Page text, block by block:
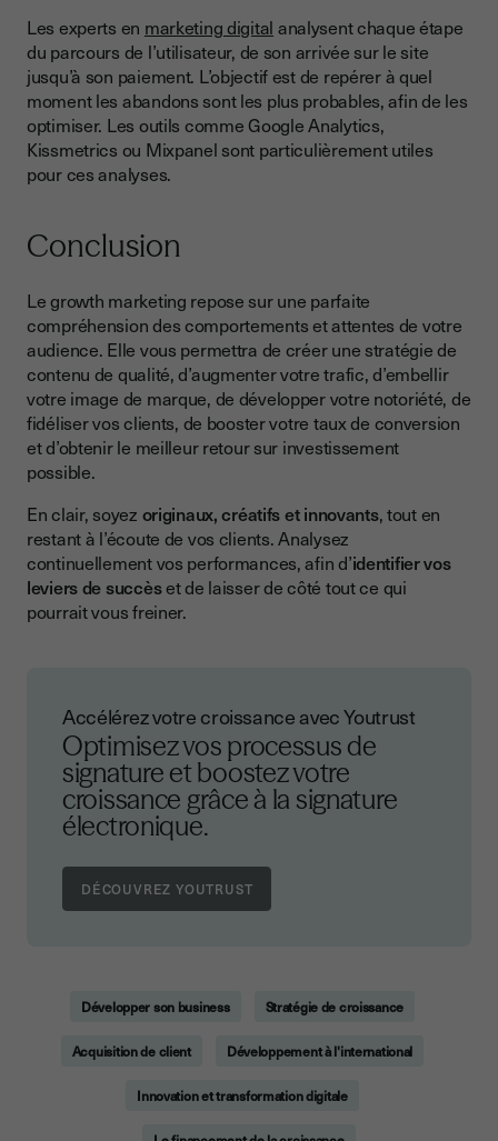
Les experts en marketing digital analysent chaque étape
du parcours de l’utilisateur, de son arrivée sur le site
jusqu’à son paiement. L’objectif est de repérer à quel
moment les abandons sont les plus probables, afin de les
optimiser. Les outils comme Google Analytics,
Kissmetrics ou Mixpanel sont particulièrement utiles
pour ces analyses.
Conclusion
Le growth marketing repose sur une parfaite
compréhension des comportements et attentes de votre
audience. Elle vous permettra de créer une stratégie de
contenu de qualité, d’augmenter votre trafic, d’embellir
votre image de marque, de développer votre notoriété, de
fidéliser vos clients, de booster votre taux de conversion
et d’obtenir le meilleur retour sur investissement
possible.
En clair, soyez originaux, créatifs et innovants, tout en
restant à l’écoute de vos clients. Analysez
continuellement vos performances, afin d’identifier vos
leviers de succèset de laisser de côté tout ce qui
pourrait vous freiner.
Accélérez votre croissance avec Youtrust
Optimisez vos processus de
signature et boostez votre
croissance grâce à la signature
électronique.
Développer son business Stratégie de croissance
Acquisition de client Développement à l'international
Innovation et transformation digitale